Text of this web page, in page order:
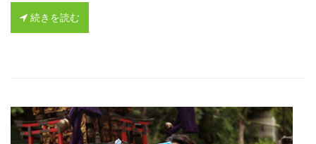
続きを読む